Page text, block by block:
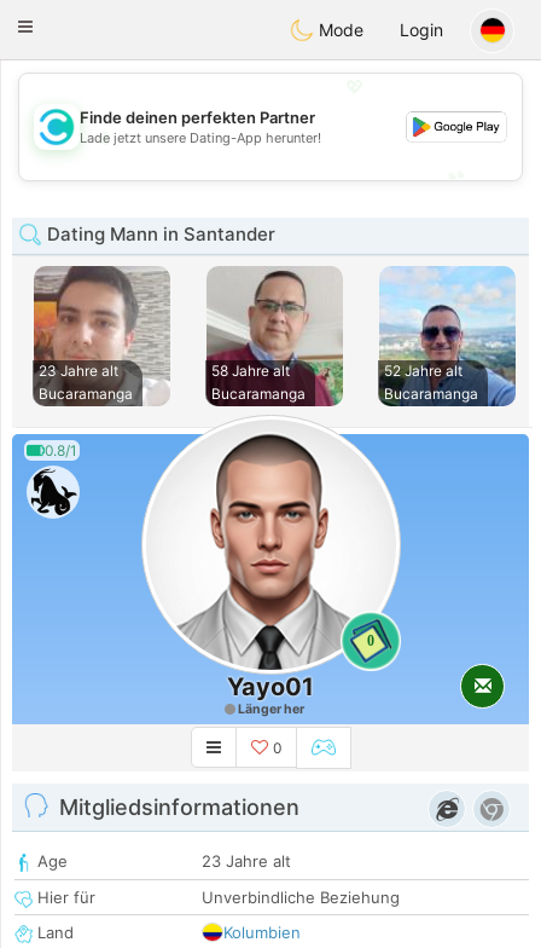
olombiaCitas
Toggle
Mode Login
💖
💕
Finde deinen perfekten Partner
Lade jetzt unsere Dating-App herunter!
Dating Mann in Santander
23 Jahre alt
Bucaramanga
58 Jahre alt
Bucaramanga
52 Jahre alt
Bucaramanga
0.8/1
0
Yayo01
Länger her
0
Mitgliedsinformationen
Age
23 Jahre alt
Hier für
Unverbindliche Beziehung
Land
Kolumbien